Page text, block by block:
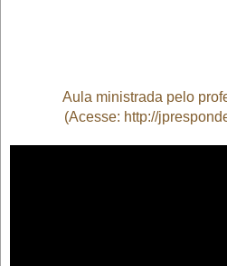
Aula ministrada pelo
(Acesse: http://